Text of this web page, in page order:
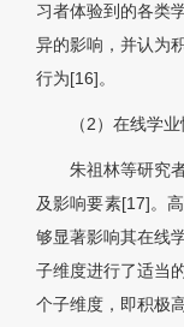
习者体验到的各类
异的影响，并认为
行为[16]。
（2）在线学
朱祖林等研究
及影响要素[17]。
够显著影响其在线
子维度进行了适当
个子维度，即积极